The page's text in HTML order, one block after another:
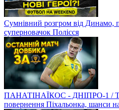
Сумнівний розгром від Динамо,
суперновачок Полісся
ПАНАТІНАЇКОС - ДНІПРО-1
повернення Піхальонка, шанси